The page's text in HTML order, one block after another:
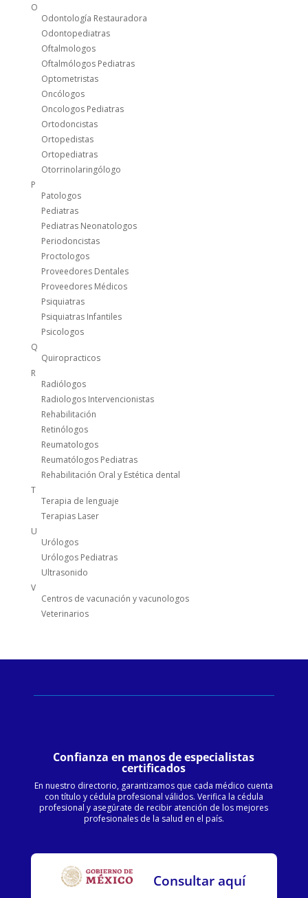
O
Odontología Restauradora
Odontopediatras
Oftalmologos
Oftalmólogos Pediatras
Optometristas
Oncólogos
Oncologos Pediatras
Ortodoncistas
Ortopedistas
Ortopediatras
Otorrinolaringólogo
P
Patologos
Pediatras
Pediatras Neonatologos
Periodoncistas
Proctologos
Proveedores Dentales
Proveedores Médicos
Psiquiatras
Psiquiatras Infantiles
Psicologos
Q
Quiropracticos
R
Radiólogos
Radiologos Intervencionistas
Rehabilitación
Retinólogos
Reumatologos
Reumatólogos Pediatras
Rehabilitación Oral y Estética dental
T
Terapia de lenguaje
Terapias Laser
U
Urólogos
Urólogos Pediatras
Ultrasonido
V
Centros de vacunación y vacunologos
Veterinarios
Confianza en manos de especialistas
certificados
En nuestro directorio, garantizamos que cada médico cuenta
con título y cédula profesional válidos. Verifica la cédula
profesional y asegúrate de recibir atención de los mejores
profesionales de la salud en el país.
Consultar aquí